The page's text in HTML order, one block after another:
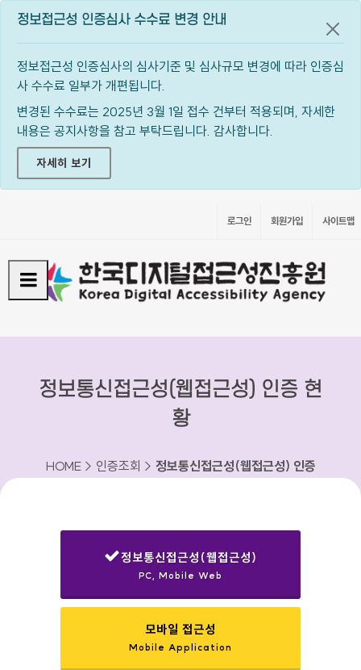
정보접근성 인증심사 수수료 변경 안내
정보접근성 인증심사의 심사기준 및 심사규모 변경에 따라 인증심
사 수수료 일부가 개편됩니다.
변경된 수수료는 2025년 3월 1일 접수 건부터 적용되며, 자세한
내용은 공지사항을 참고 부탁드립니다. 감사합니다.
자세히 보기
공지
로그인 회원가입 사이트맵
정보통신접근성(웹접근성) 인증 현
황
HOME > 인증조회 > 정보통신접근성(웹접근성) 인증
정보통신접근성(웹접근성)
PC, Mobile Web
모바일 접근성
Mobile Application